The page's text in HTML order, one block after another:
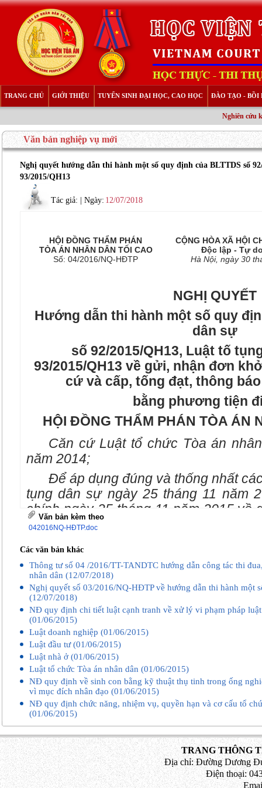
TRANG CHỦ GIỚI THIỆU TUYỂN SINH ĐẠI HỌC, CAO HỌC ĐÀO TẠO - BỒI
Nghiên cứu
Văn bản nghiệp vụ mới
Nghị quyết hướng dẫn thi hành một số quy định của BLTTDS số
93/2015/QH13
Tác giả: | Ngày: 12/07/2018
HỘI ĐỒNG THẨM PHÁN
TÒA ÁN NHÂN DÂN TỐI CAO
CỘNG HÒA XÃ HỘI
Độc lập - Tự
Số: 04/2016/NQ-HĐTP
Hà Nội, ngày 30
NGHỊ QUYẾT
Hướng dẫn thi hành một số quy
dân sự
số 92/2015/QH13, Luật tố
93/2015/QH13 về gửi, nhận đơn
cứ và cấp, tống đạt, thông
bằng phương tiện
HỘI ĐỒNG THẨM PHÁN TÒA ÁN
Căn cứ Luật tổ chức Tòa án
năm 2014;
Để áp dụng đúng và thống nhất
tụng dân sự ngày 25 tháng 11 năm
chính ngày 25 tháng 11 năm 2015 về
tài liệu, chứng cứ và cấp, tống đạt,
Sau khi có ý kiến thống nhất của
nhân dân tối cao và Bộ trưởng Bộ Tư
QUYẾT NGHỊ:
CHƯƠNG I
QUY ĐỊNH CHUNG
Điều 1. Phạm vi điều chỉnh
1.Nghị quyết này hướng dẫnviệcgửi,
liệu, chứng cứ và cấp, tống đạt,
bằng phương tiện điện tử giữa
người tham gia tố tụng khác (sau
người tham gia tố tụng) với Tòa án
án dân sự, vụ án hành chính.
2. Hướng dẫn tại Nghị quyết này
Văn bản kèm theo
042016NQ-HĐTP.doc
Các văn bản khác
Thông tư số 04 /2016/TT-TANDTC hướng dẫn công tác thi
nhân dân (12/07/2018)
Nghị quyết số 03/2016/NQ-HĐTP về hướng dẫn thi hành một
(12/07/2018)
NĐ quy định chi tiết luật cạnh tranh về xử lý vi phạm pháp
(01/06/2015)
Luật doanh nghiệp (01/06/2015)
Luật đầu tư (01/06/2015)
Luật nhà ở (01/06/2015)
Luật tổ chức Tòa án nhân dân (01/06/2015)
NĐ quy định về sinh con bằng kỹ thuật thụ tinh trong ống
vì mục đích nhân đạo (01/06/2015)
NĐ quy định chức năng, nhiệm vụ, quyền hạn và cơ cấu tổ
(01/06/2015)
TRANG THÔNG
Địa chỉ: Đường Dương
Điện thoại: